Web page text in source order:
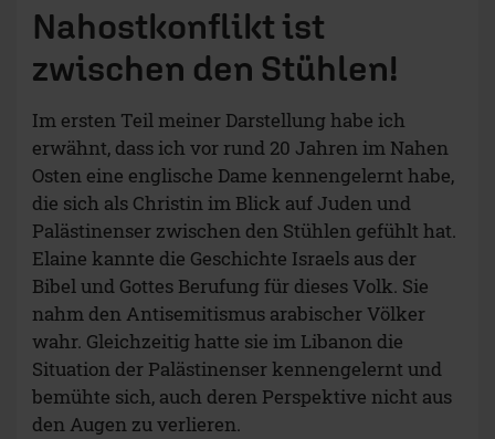
Nahostkonflikt ist
zwischen den Stühlen!
Im ersten Teil meiner Darstellung habe ich
erwähnt, dass ich vor rund 20 Jahren im Nahen
Osten eine englische Dame kennengelernt habe,
die sich als Christin im Blick auf Juden und
Palästinenser zwischen den Stühlen gefühlt hat.
Elaine kannte die Geschichte Israels aus der
Bibel und Gottes Berufung für dieses Volk. Sie
nahm den Antisemitismus arabischer Völker
wahr. Gleichzeitig hatte sie im Libanon die
Situation der Palästinenser kennengelernt und
bemühte sich, auch deren Perspektive nicht aus
den Augen zu verlieren.